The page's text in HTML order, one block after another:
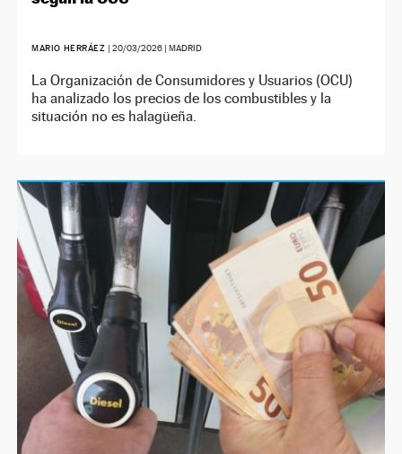
MARIO HERRÁEZ | 20/03/2026| MADRID
La Organización de Consumidores y Usuarios (OCU)
ha analizado los precios de los combustibles y la
situación no es halagüeña.